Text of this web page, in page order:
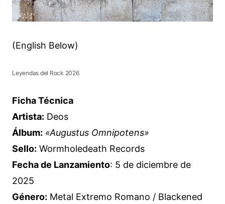
(English Below)
Leyendas del Rock 2026
Ficha Técnica
Artista: Deos
Álbum: «Augustus Omnipotens»
Sello: Wormholedeath Records
Fecha de Lanzamiento: 5 de diciembre de
2025
Género: Metal Extremo Romano / Blackened